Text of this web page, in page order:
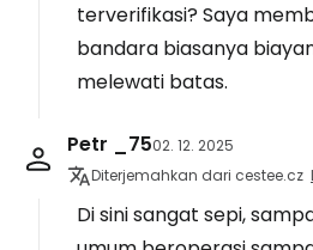
terverifikasi? Saya
bandara biasanya
melewati batas.
Petr _7502. 12. 2025
Diterjemahkan dari cestee.cz
Di sini sangat sepi,